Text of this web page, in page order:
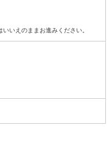
いえのままお進みください。